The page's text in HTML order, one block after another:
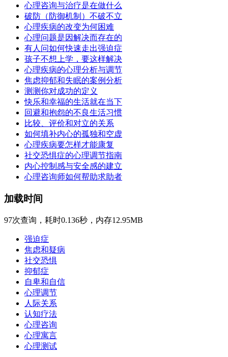
心理咨询与治疗是在做什么
破防（防御机制）不破不立
心理疾病的改变为何困难
心理问题是因解决而存在的
有人问如何快速走出强迫症
孩子不想上学，要这样解决
心理疾病的心理分析与调节
焦虑抑郁和失眠的案例分析
测测你对成功的定义
快乐和幸福的生活就在当下
回避和抱怨的不良生活习惯
比较、评价和对立的关系
如何填补内心的孤独和空虚
心理疾病要怎样才能康复
社交恐惧症的心理调节指南
内心控制感与安全感的建立
心理咨询师如何帮助求助者
加载时间
97次查询，耗时0.136秒，内存12.95MB
强迫症
焦虑和疑病
社交恐惧
抑郁症
自卑和自信
心理调节
人际关系
认知疗法
心理咨询
心理寓言
心理测试